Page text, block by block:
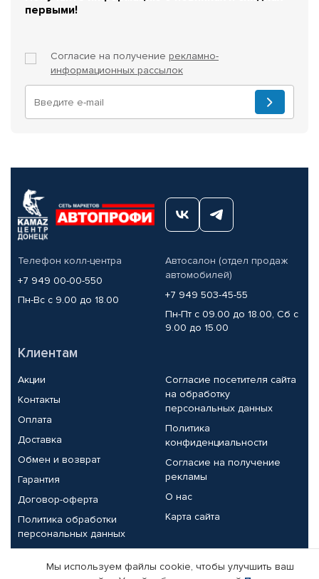
первыми!
Согласие на получение рекламно-
информационных рассылок
Телефон колл-центра
+7 949 00-00-550
Пн-Вс с 9.00 до 18.00
Автосалон (отдел продаж
автомобилей)
+7 949 503-45-55
Пн-Пт с 09.00 до 18.00, Сб с
9.00 до 15.00
Клиентам
Акции
Контакты
Оплата
Доставка
Обмен и возврат
Гарантия
Договор-оферта
Политика обработки
персональных данных
Согласие посетителя сайта
на обработку
персональных данных
Политика
конфиденциальности
Согласие на получение
рекламы
О нас
Карта сайта
Партнерам
Мы используем файлы cookie, чтобы улучшить ваш